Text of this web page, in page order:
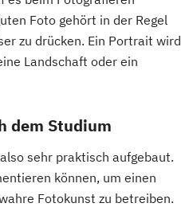
Foto gehört in der Regel
zu drücken. Ein Portrait wird
Landschaft oder ein
dem Studium
sehr praktisch aufgebaut.
können, um einen
Fotokunst zu betreiben.